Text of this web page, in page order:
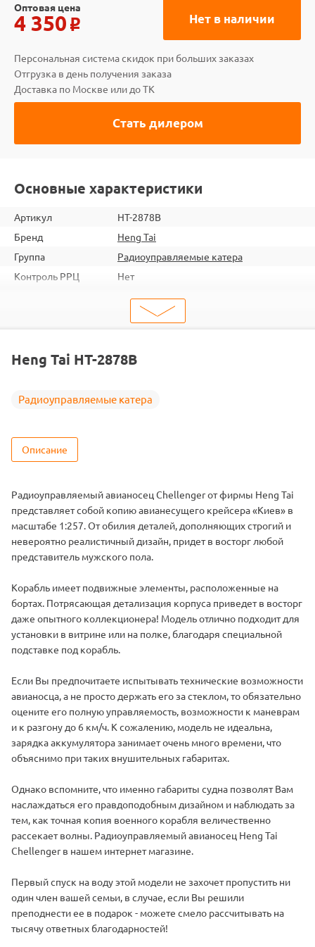
Нет в наличии
Оптовая цена
4 350 o
Персональная система скидок при больших заказах
Отгрузка в день получения заказа
Доставка по Москве или до ТК
Стать дилером
Основные характеристики
Артикул
HT-2878B
Бренд
Heng Tai
Группа
Радиоуправляемые катера
Контроль РРЦ
Нет
ШтрихКод
2000000057774
Вид
Heng Tai HT-2878B
Радиоуправляемые катера
Описание
Радиоуправляемый авианосец Chellenger от фирмы Heng Tai
представляет собой копию авианесущего крейсера «Киев» в
масштабе 1:257. От обилия деталей, дополняющих строгий и
невероятно реалистичный дизайн, придет в восторг любой
представитель мужского пола.
Корабль имеет подвижные элементы, расположенные на
бортах. Потрясающая детализация корпуса приведет в восторг
даже опытного коллекционера! Модель отлично подходит для
установки в витрине или на полке, благодаря специальной
подставке под корабль.
Если Вы предпочитаете испытывать технические возможности
авианосца, а не просто держать его за стеклом, то обязательно
оцените его полную управляемость, возможности к маневрам
и к разгону до 6 км/ч. К сожалению, модель не идеальна,
зарядка аккумулятора занимает очень много времени, что
объяснимо при таких внушительных габаритах.
Однако вспомните, что именно габариты судна позволят Вам
наслаждаться его правдоподобным дизайном и наблюдать за
тем, как точная копия военного корабля величественно
рассекает волны. Радиоуправляемый авианосец Heng Tai
Chellenger в нашем интернет магазине.
Первый спуск на воду этой модели не захочет пропустить ни
один член вашей семьи, в случае, если Вы решили
преподнести ее в подарок - можете смело рассчитывать на
тысячу ответных благодарностей!